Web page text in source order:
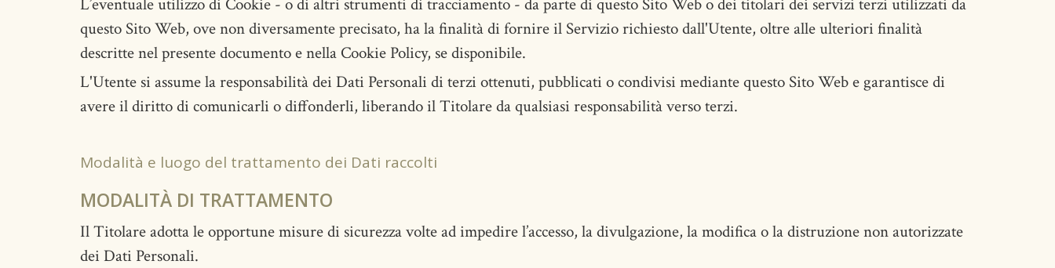
L’eventuale utilizzo di Cookie - o di altri strumenti di tracciamento - da parte di questo Sito Web o dei titolari dei servizi terzi utilizzati da
questo Sito Web, ove non diversamente precisato, ha la finalità di fornire il Servizio richiesto dall'Utente, oltre alle ulteriori finalità
descritte nel presente documento e nella Cookie Policy, se disponibile.
L'Utente si assume la responsabilità dei Dati Personali di terzi ottenuti, pubblicati o condivisi mediante questo Sito Web e garantisce di
avere il diritto di comunicarli o diffonderli, liberando il Titolare da qualsiasi responsabilità verso terzi.
Modalità e luogo del trattamento dei Dati raccolti
MODALITÀ DI TRATTAMENTO
Il Titolare adotta le opportune misure di sicurezza volte ad impedire l’accesso, la divulgazione, la modifica o la distruzione non autorizzate
dei Dati Personali.